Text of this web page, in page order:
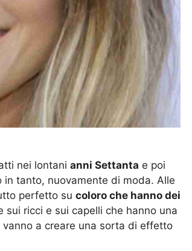
nei lontani anni Settanta e poi
tanto, nuovamente di moda. Alle
perfetto su coloro che hanno dei
ricci e sui capelli che hanno una
a creare una sorta di effetto